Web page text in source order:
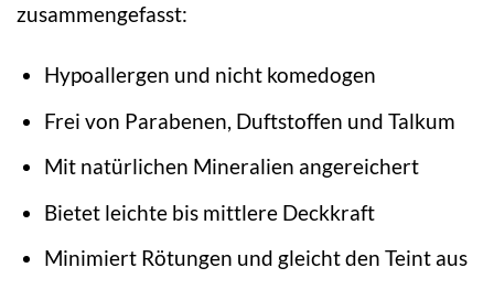
zusammengefasst:
Hypoallergen und nicht komedogen
Frei von Parabenen, Duftstoffen und Talkum
Mit natürlichen Mineralien angereichert
Bietet leichte bis mittlere Deckkraft
Minimiert Rötungen und gleicht den Teint aus